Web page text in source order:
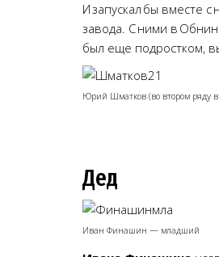
И запускал бы вместе
завода. С ними в
был еще подростком,
Юрий Шматков (во втором ряду в
Дед
Иван Финашин — младший